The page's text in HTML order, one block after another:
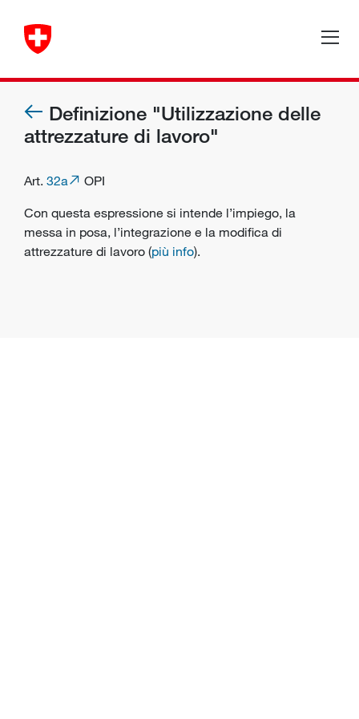
Definizione "Utilizzazione delle
attrezzature di lavoro"
Art. 32a
OPI
Con questa espressione si intende l’impiego, la
messa in posa, l’integrazione e la modifica di
attrezzature di lavoro (più info).